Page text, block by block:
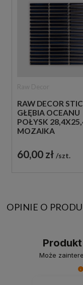
RAW DECOR
GŁĘBIA OCEANU
POŁYSK
MOZAIKA
60,00 zł szt.
OPINIE O
Może